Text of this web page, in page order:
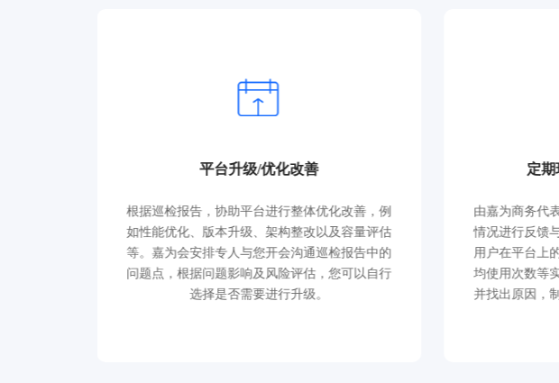
平台升级/优化改善
根据巡检报告，协助平台进行整体优化改善，例
如性能优化、版本升级、架构整改以及容量评估
等。嘉为会安排专人与您开会沟通巡检报告中的
问题点，根据问题影响及风险评估，您可以自行
选择是否需要进行升级。
定
由嘉为商务代
情况进行反馈
用户在平台上
均使用次数等
并找出原因，